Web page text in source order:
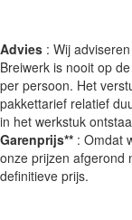
Advies : Wij
Breiwerk is nooit op
per persoon. Het
pakkettarief relatief
in het werkstuk
Garenprijs** : Omdat
onze prijzen afgerond
definitieve prijs.